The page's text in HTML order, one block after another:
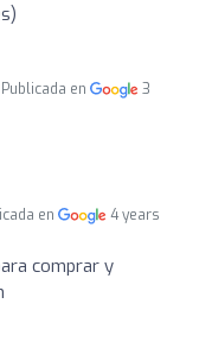
Publicada en
3
en
4 years
comprar y